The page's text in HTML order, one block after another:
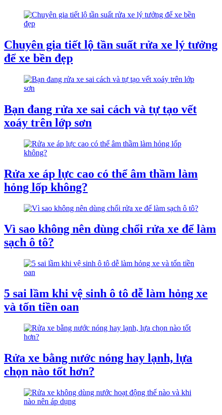
Chuyên gia tiết lộ tần suất rửa xe lý tưởng
để xe bền đẹp
Bạn đang rửa xe sai cách và tự tạo vết
xoáy trên lớp sơn
Rửa xe áp lực cao có thể âm thầm làm
hỏng lốp không?
Vì sao không nên dùng chổi rửa xe để làm
sạch ô tô?
5 sai lầm khi vệ sinh ô tô dễ làm hỏng xe
và tốn tiền oan
Rửa xe bằng nước nóng hay lạnh, lựa
chọn nào tốt hơn?